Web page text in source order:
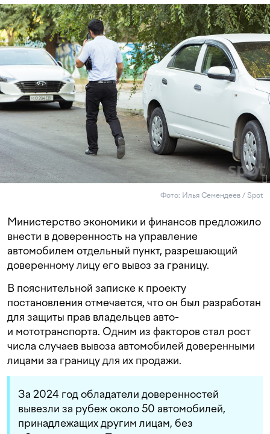
Фото: Илья Семендеев / Spot
Министерство экономики и финансов предложило
внести в доверенность на управление
автомобилем отдельный пункт, разрешающий
доверенному лицу его вывоз за границу.
В пояснительной записке к проекту
постановления отмечается, что он был разработан
для защиты прав владельцев авто-
и мототранспорта. Одним из факторов стал рост
числа случаев вывоза автомобилей доверенными
лицами за границу для их продажи.
За 2024 год обладатели доверенностей
вывезли за рубеж около 50 автомобилей,
принадлежащих другим лицам, без